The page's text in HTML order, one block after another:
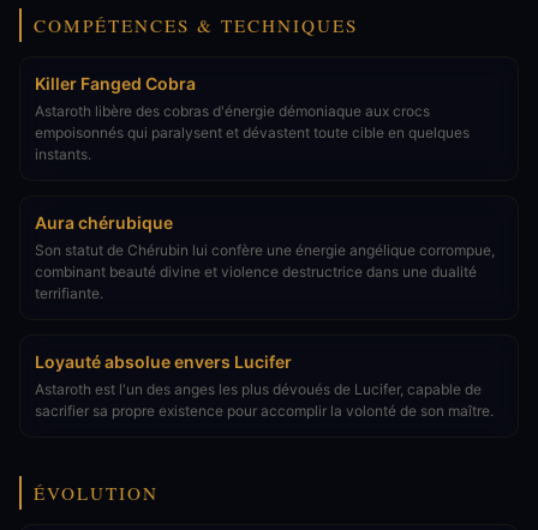
COMPÉTENCES & TECHNIQUES
Killer Fanged Cobra
Astaroth libère des cobras d'énergie démoniaque aux crocs
empoisonnés qui paralysent et dévastent toute cible en quelques
instants.
Aura chérubique
Son statut de Chérubin lui confère une énergie angélique corrompue,
combinant beauté divine et violence destructrice dans une dualité
terrifiante.
Loyauté absolue envers Lucifer
Astaroth est l'un des anges les plus dévoués de Lucifer, capable de
sacrifier sa propre existence pour accomplir la volonté de son maître.
ÉVOLUTION